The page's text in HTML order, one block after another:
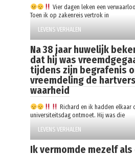
Vier dagen leken een
Toen ik op zakenreis vertrok in
LEVENS VERHALEN
Na 38 jaar huwelijk
dat hij was
tijdens zijn begrafenis
vreemdeling de
waarheid
Richard en ik hadden elkaar
universiteitsdag ontmoet. Hij was die
LEVENS VERHALEN
Ik vermomde mezelf